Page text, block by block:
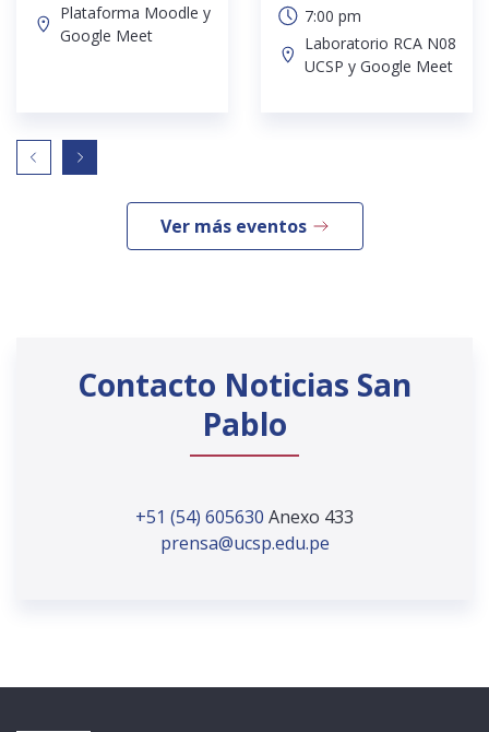
Plataforma Moodle y
Google Meet
7:00 pm
Laboratorio RCA N08
UCSP y Google Meet
Ver más eventos
Contacto Noticias San
Pablo
+51 (54) 605630 Anexo 433
prensa@ucsp.edu.pe